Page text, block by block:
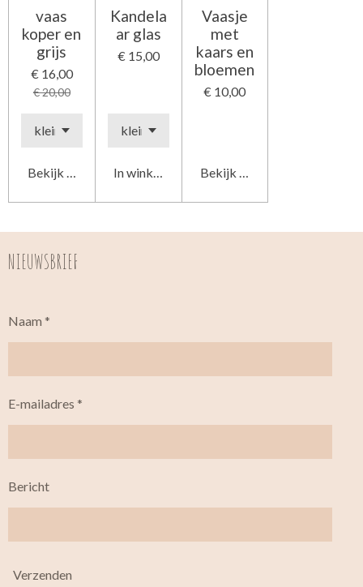
vaas
koper en
grijs
€ 16,00
€ 20,00
Bekijk details
Kandela
ar glas
€ 15,00
In winkelwagen
Vaasje
met
kaars en
bloemen
€ 10,00
Bekijk details
NIEUWSBRIEF
Naam *
E-mailadres *
Bericht
Verzenden